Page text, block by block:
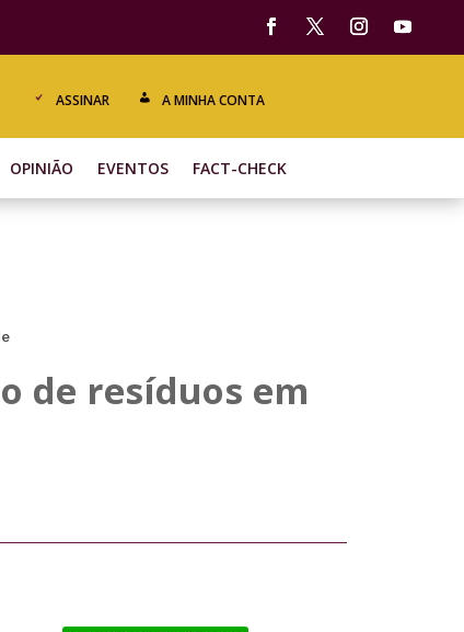
ASSINAR A MINHA CONTA
OPINIÃO EVENTOS FACT-CHECK
de resíduos em